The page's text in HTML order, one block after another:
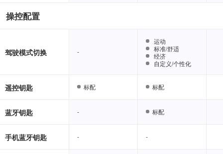
操控配置
驾驶模式切换 -
运动
标准/舒适
经济
自定义/个性化
遥控钥匙 标配 标配
蓝牙钥匙 - 标配
手机蓝牙钥匙 - -
-
运动
标准/舒适
经济
自定义/个性化
标配 标配
- 标配
- -